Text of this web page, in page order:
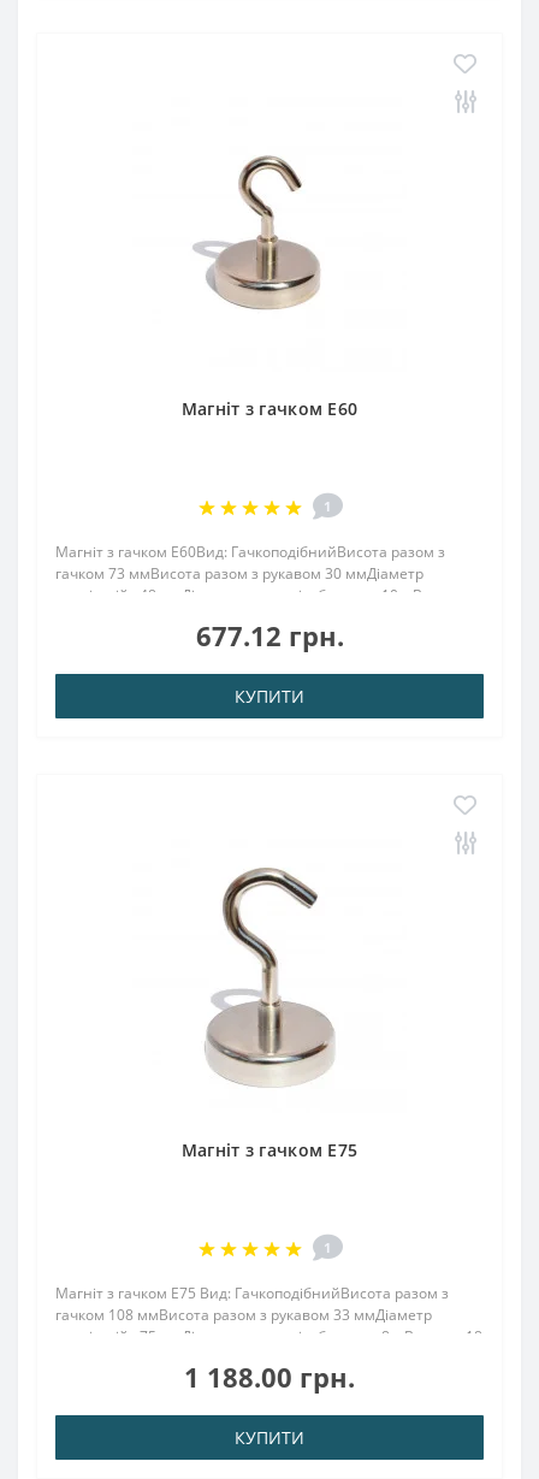
Магніт з гачком E60
1
Магніт з гачком E60Вид: ГачкоподібнийВисота разом з
гачком 73 ммВисота разом з рукавом 30 ммДіаметр
зовнішній : 48 ммДіаметр внутр. різьблення : 10.мВисота :
Ni)Намагнічення: N38Зчеплення прибл .: 112,00 к..
677.12 грн.
КУПИТИ
Магніт з гачком E75
1
Магніт з гачком E75 Вид: ГачкоподібнийВисота разом з
гачком 108 ммВисота разом з рукавом 33 ммДіаметр
зовнішній : 75 ммДіаметр внутр. різьблення : 8.мВисота : 18
N38Зчеплення прибл .: 18..1 188.00 грн.
КУПИТИ